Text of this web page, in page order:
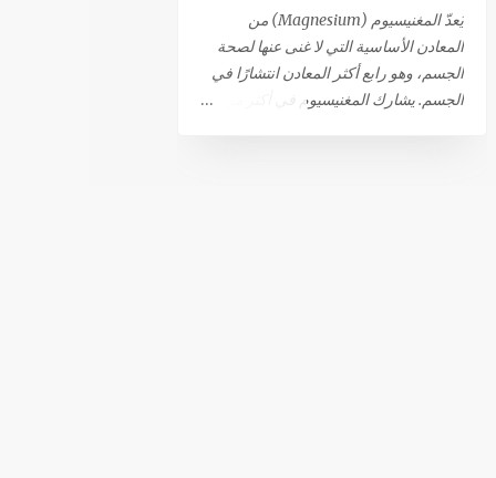
أهم أسباب القذف بدون النشوة الجنسية.
من المحتمل أيضًا أن الذهاب إلى المرحاض
أو ملامسة الحشفة للملابس قد تؤدي إلى
يُعدّ المغنيسيوم (Magnesium) من
المعادن الأساسية التي لا غنى عنها لصحة
الجسم، وهو رابع أكثر المعادن انتشارًا في
الجسم. يشارك المغنيسيوم في أكثر من